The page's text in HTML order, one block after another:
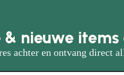
& nieuwe
achter en ontvang direct